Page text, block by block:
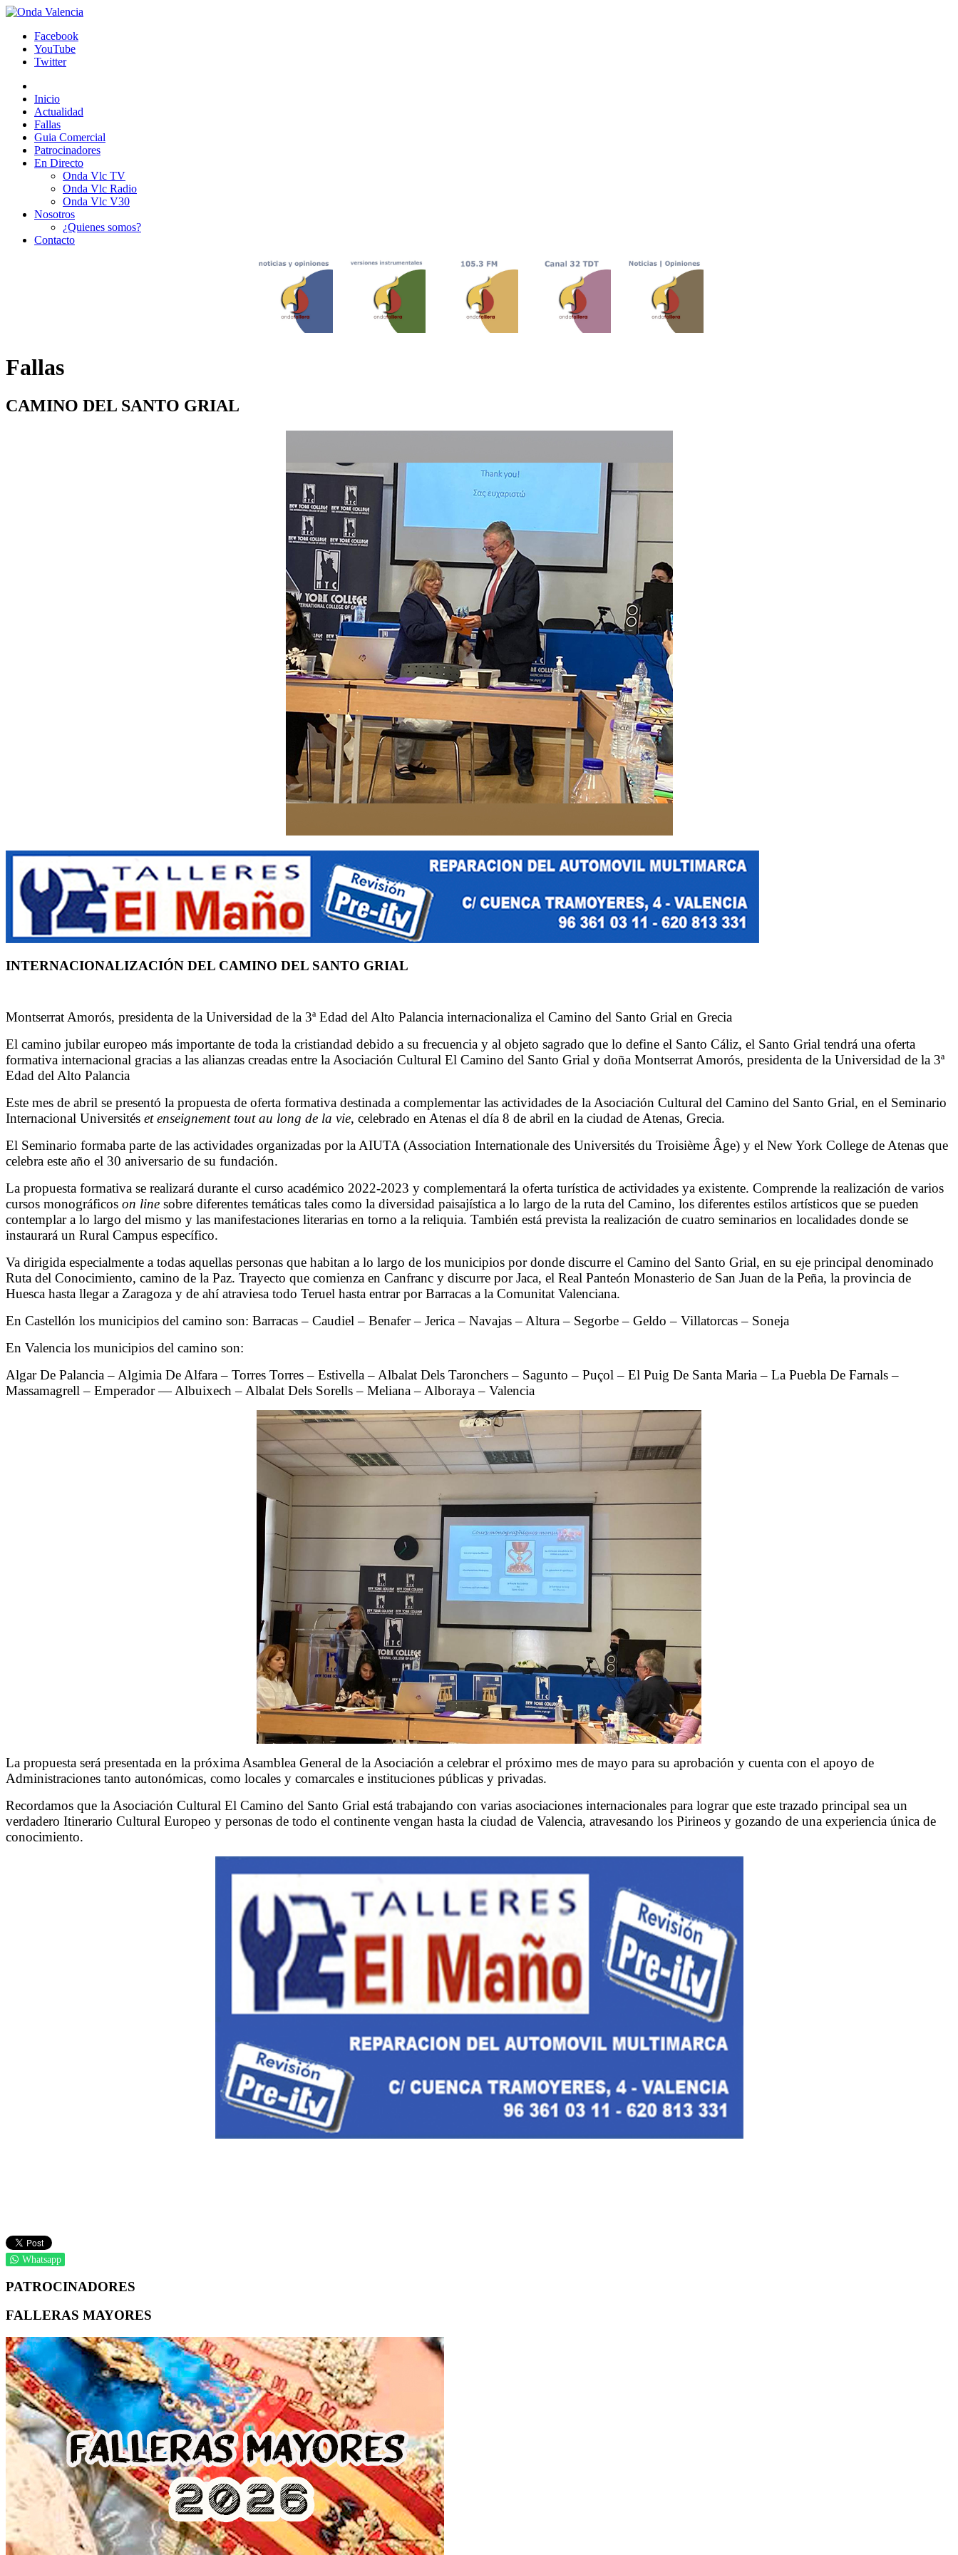
Facebook
YouTube
Twitter
Inicio
Actualidad
Fallas
Guia Comercial
Patrocinadores
En Directo
Onda Vlc TV
Onda Vlc Radio
Onda Vlc V30
Nosotros
¿Quienes somos?
Contacto
Fallas
CAMINO DEL SANTO GRIAL
INTERNACIONALIZACIÓN DEL CAMINO DEL SANTO GRIAL
Montserrat Amorós, presidenta de la Universidad de la 3ª Edad del Alto Palancia internacionaliza el Camino del Santo Grial en Grecia
El camino jubilar europeo más importante de toda la cristiandad debido a su frecuencia y al objeto sagrado que lo define el Santo Cáliz, el Santo Grial tendrá una oferta
formativa internacional gracias a las alianzas creadas entre la Asociación Cultural El Camino del Santo Grial y doña Montserrat Amorós, presidenta de la Universidad de la 3ª
Edad del Alto Palancia
Este mes de abril se presentó la propuesta de oferta formativa destinada a complementar las actividades de la Asociación Cultural del Camino del Santo Grial, en el Seminario
Internacional Universités et enseignement tout au long de la vie, celebrado en Atenas el día 8 de abril en la ciudad de Atenas, Grecia.
El Seminario formaba parte de las actividades organizadas por la AIUTA (Association Internationale des Universités du Troisième Âge) y el New York College de Atenas que
celebra este año el 30 aniversario de su fundación.
La propuesta formativa se realizará durante el curso académico 2022-2023 y complementará la oferta turística de actividades ya existente. Comprende la realización de varios
cursos monográficos on line sobre diferentes temáticas tales como la diversidad paisajística a lo largo de la ruta del Camino, los diferentes estilos artísticos que se pueden
contemplar a lo largo del mismo y las manifestaciones literarias en torno a la reliquia. También está prevista la realización de cuatro seminarios en localidades donde se
instaurará un Rural Campus específico.
Va dirigida especialmente a todas aquellas personas que habitan a lo largo de los municipios por donde discurre el Camino del Santo Grial, en su eje principal denominado
Ruta del Conocimiento, camino de la Paz. Trayecto que comienza en Canfranc y discurre por Jaca, el Real Panteón Monasterio de San Juan de la Peña, la provincia de
Huesca hasta llegar a Zaragoza y de ahí atraviesa todo Teruel hasta entrar por Barracas a la Comunitat Valenciana.
En Castellón los municipios del camino son: Barracas – Caudiel – Benafer – Jerica – Navajas – Altura – Segorbe – Geldo – Villatorcas – Soneja
En Valencia los municipios del camino son:
Algar De Palancia – Algimia De Alfara – Torres Torres – Estivella – Albalat Dels Taronchers – Sagunto – Puçol – El Puig De Santa Maria – La Puebla De Farnals –
Massamagrell – Emperador — Albuixech – Albalat Dels Sorells – Meliana – Alboraya – Valencia
La propuesta será presentada en la próxima Asamblea General de la Asociación a celebrar el próximo mes de mayo para su aprobación y cuenta con el apoyo de
Administraciones tanto autonómicas, como locales y comarcales e instituciones públicas y privadas.
Recordamos que la Asociación Cultural El Camino del Santo Grial está trabajando con varias asociaciones internacionales para lograr que este trazado principal sea un
verdadero Itinerario Cultural Europeo y personas de todo el continente vengan hasta la ciudad de Valencia, atravesando los Pirineos y gozando de una experiencia única de
conocimiento.
Whatsapp
PATROCINADORES
FALLERAS MAYORES